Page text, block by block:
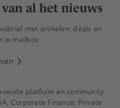
al het nieuws
met artikelen, deals en
je mailbox
platform en community
Corporate Finance, Private